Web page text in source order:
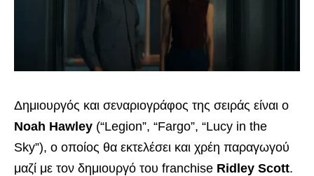
Δημιουργός και σεναριογράφος της σειράς είναι ο
Noah Hawley (“Legion”, “Fargo”, “Lucy in the
Sky”), ο οποίος θα εκτελέσει και χρέη παραγωγού
μαζί με τον δημιουργό του franchise Ridley Scott.